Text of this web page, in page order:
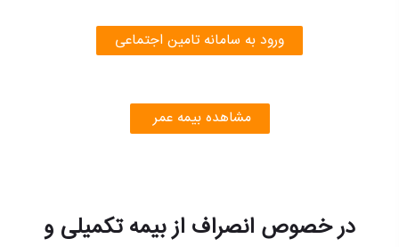
ورود به سامانه تامین اجتماعی
مشاهده بیمه عمر
در خصوص انصراف از بیمه تکمیلی و